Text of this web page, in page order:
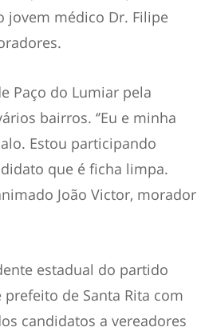
jovem médico Dr. Filipe
Paço do Lumiar pela
bairros. ‘’Eu e minha
Estou participando
que é ficha limpa.
João Victor, morador
estadual do partido
de Santa Rita com
candidatos a vereadores